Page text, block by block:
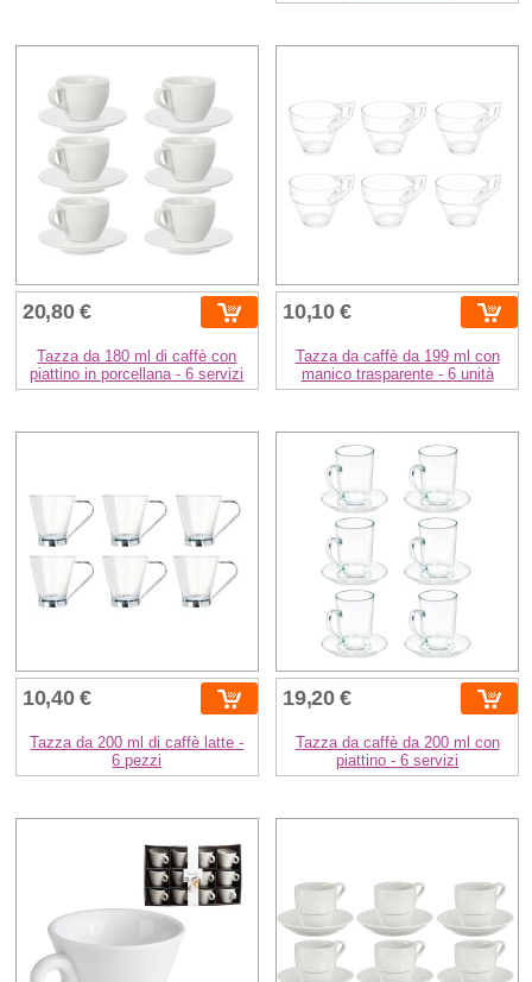
20,80 €
Tazza da 180 ml di caffè con
piattino in porcellana - 6 servizi
10,10 €
Tazza da caffè da 199 ml con
manico trasparente - 6 unità
10,40 €
Tazza da 200 ml di caffè latte -
6 pezzi
19,20 €
Tazza da caffè da 200 ml con
piattino - 6 servizi